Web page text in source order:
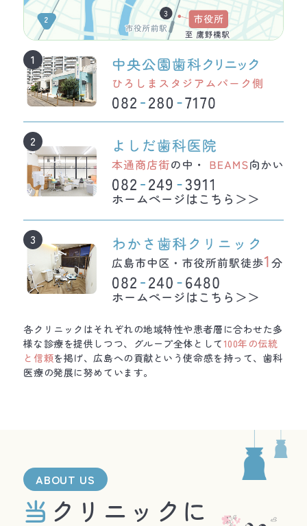
1
2
ホームページはこちら＞＞
3
ホームページはこちら＞＞
各クリニックはそれぞれの地域特性や患者層に合わせた多
様な診療を提供しつつ、グループ全体として100年の伝統
と信頼を掲げ、広島への貢献という使命感を持って、歯科
医療の発展に努めています。
ABOUT US
当クリニックに